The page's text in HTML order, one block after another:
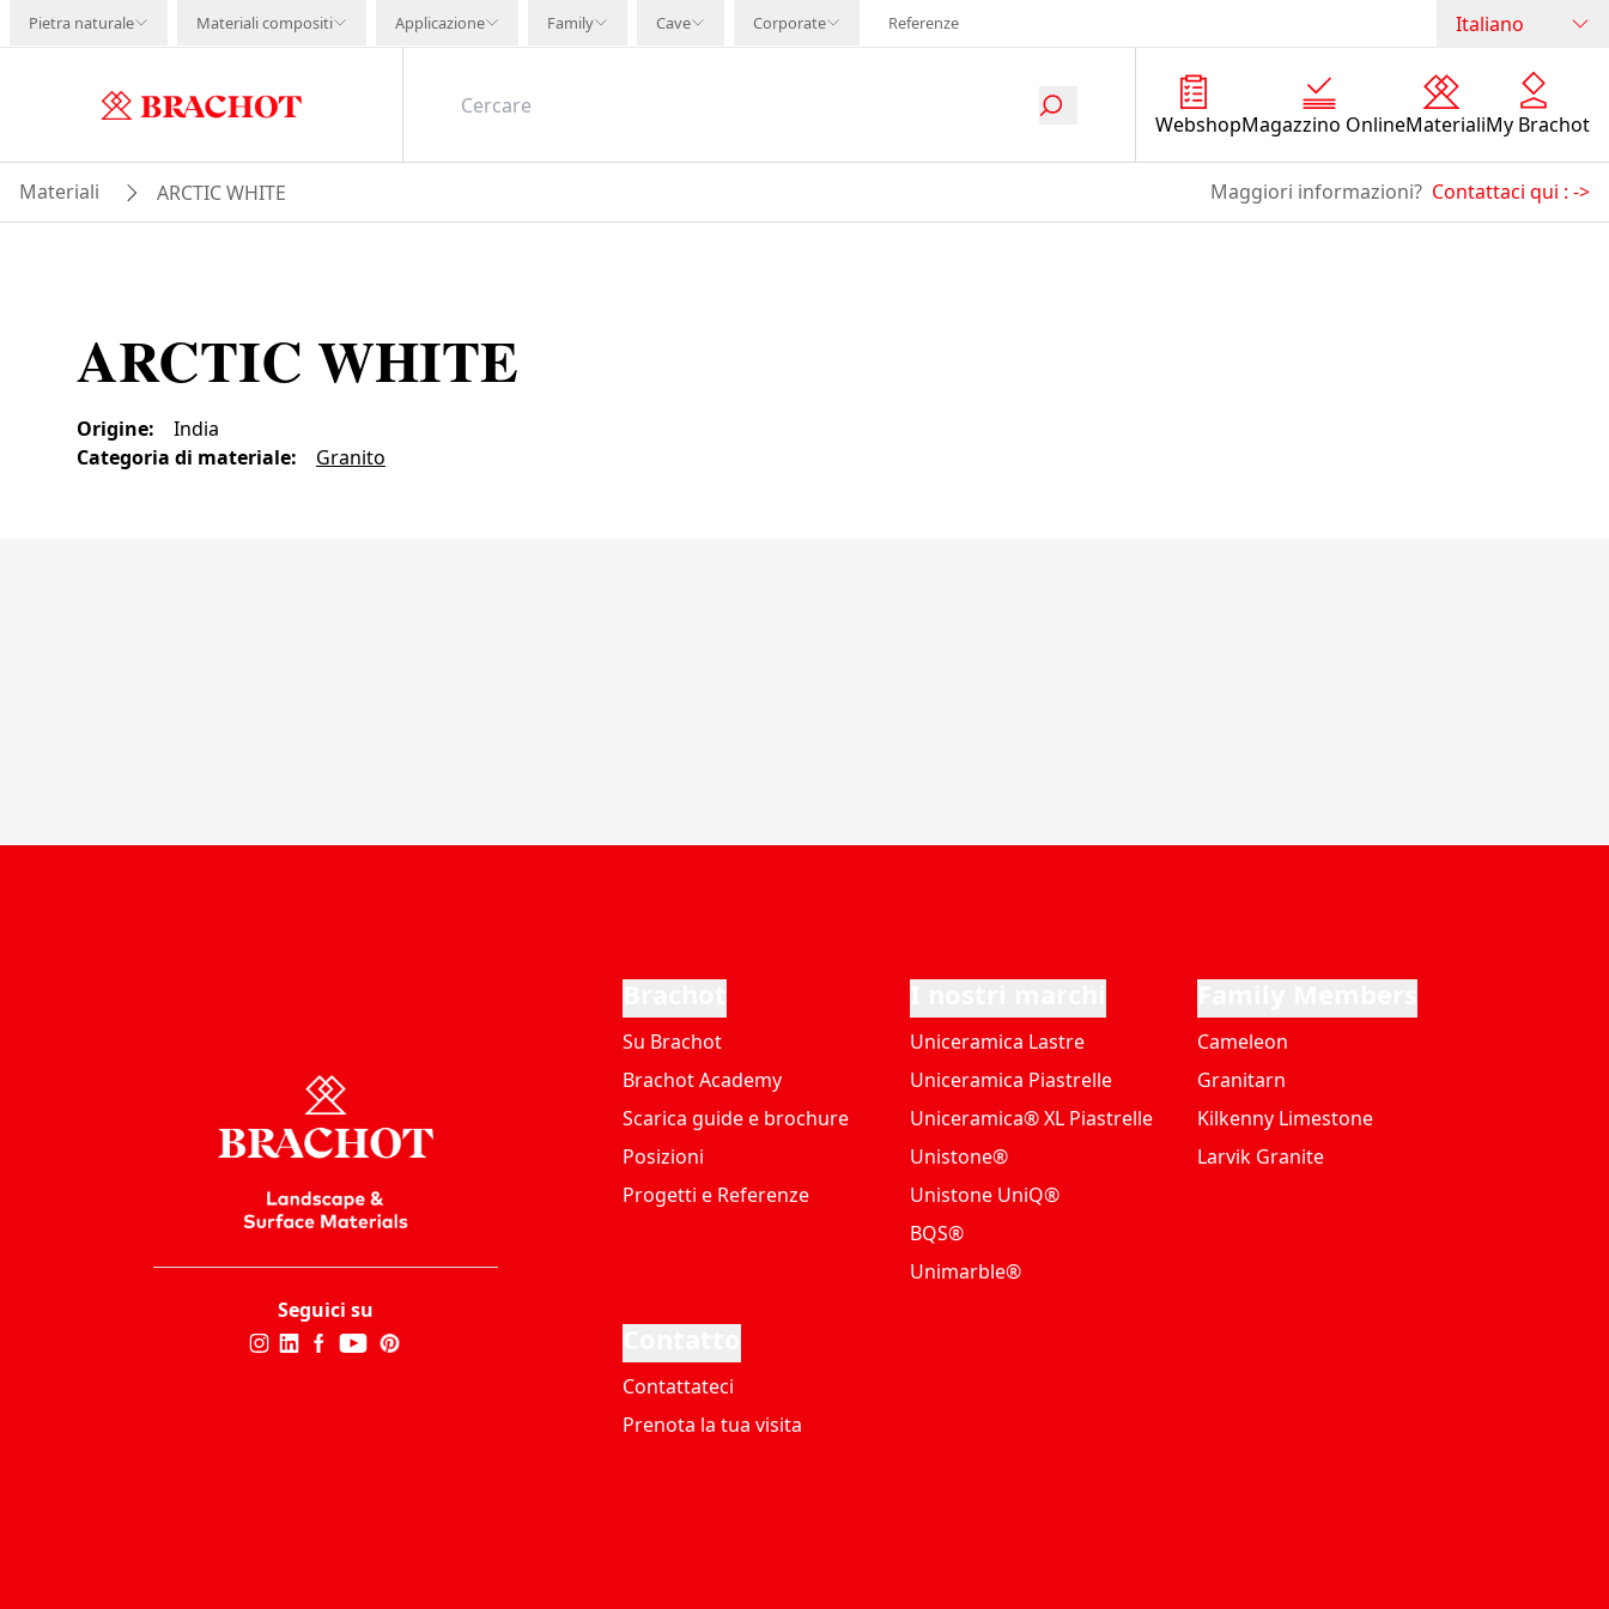
Pietra naturale Materiali compositi Applicazione Family Cave Corporate Referenze Italiano
WebshopMagazzino OnlineMaterialiMy Brachot
Materiali ARCTIC WHITE Maggiori informazioni? Contattaci qui : ->
ARCTIC WHITE
Origine:
India
Categoria di materiale: Granito
Seguici su
Su Brachot
Brachot Academy
Scarica guide e brochure
Posizioni
Progetti e Referenze
Uniceramica Lastre
Uniceramica Piastrelle
Uniceramica® XL Piastrelle
Unistone®
Unistone UniQ®
BQS®
Unimarble®
Cameleon
Granitarn
Kilkenny Limestone
Larvik Granite
Contattateci
Prenota la tua visita